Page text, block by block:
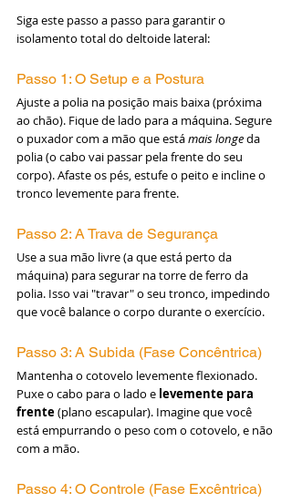
Siga este passo a passo para garantir o
isolamento total do deltoide lateral:
Passo 1: O Setup e a Postura
Ajuste a polia na posição mais baixa (próxima
ao chão). Fique de lado para a máquina. Segure
o puxador com a mão que está mais longe da
polia (o cabo vai passar pela frente do seu
corpo). Afaste os pés, estufe o peito e incline o
tronco levemente para frente.
Passo 2: A Trava de Segurança
Use a sua mão livre (a que está perto da
máquina) para segurar na torre de ferro da
polia. Isso vai "travar" o seu tronco, impedindo
que você balance o corpo durante o exercício.
Passo 3: A Subida (Fase Concêntrica)
Mantenha o cotovelo levemente flexionado.
Puxe o cabo para o lado e levemente para
frente (plano escapular). Imagine que você
está empurrando o peso com o cotovelo, e não
com a mão.
Passo 4: O Controle (Fase Excêntrica)